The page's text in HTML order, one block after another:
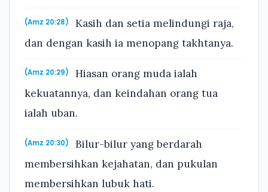
(Amz 20:28)
Kasih dan setia melindungi raja,
dan dengan kasih ia menopang takhtanya.
(Amz 20:29)
Hiasan orang muda ialah
kekuatannya, dan keindahan orang tua
ialah uban.
(Amz 20:30)
Bilur-bilur yang berdarah
membersihkan kejahatan, dan pukulan
membersihkan lubuk hati.